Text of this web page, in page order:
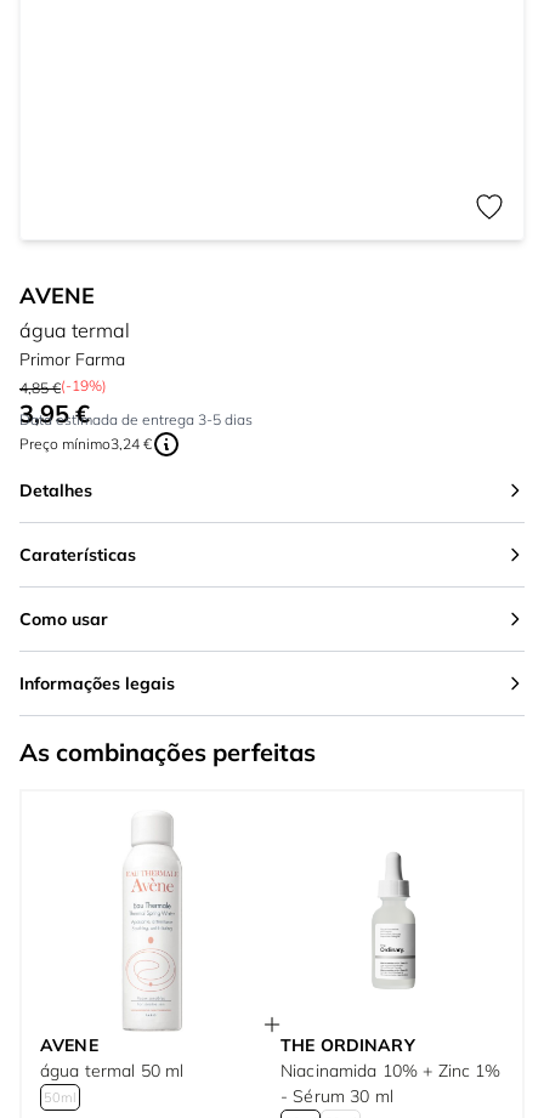
AVENE
água termal
Primor Farma
4,85 €(-19%)
Tão baixo quanto:
3,95 €
Data estimada de entrega 3-5 dias
Preço mínimo3,24 €
Detalhes
Caraterísticas
Como usar
Informações legais
As combinações perfeitas
AVENE
água termal 50 ml
50ml
THE ORDINARY
Niacinamida 10% + Zinc 1%
- Sérum 30 ml